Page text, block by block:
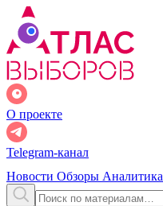
О проекте
Telegram-канал
Новости Обзоры Аналитика